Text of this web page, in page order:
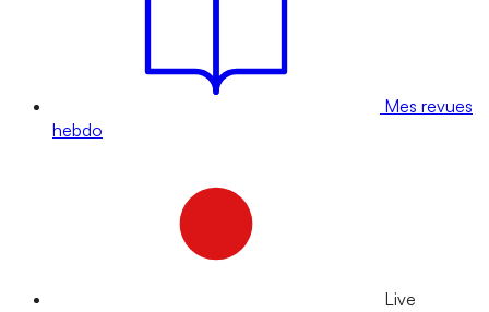
Mes revues
hebdo
Live